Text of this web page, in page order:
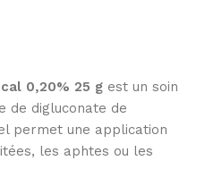
0,20% 25 g est un soin
de digluconate de
permet une application
les aphtes ou les